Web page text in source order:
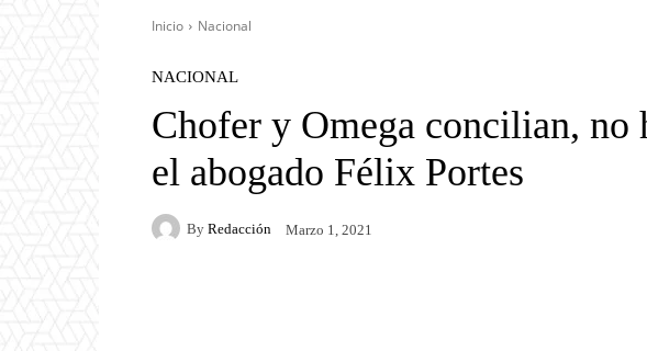
Inicio Nacional
NACIONAL
Chofer y Omega concilian, no
el abogado Félix Portes
By Redacción Marzo 1, 2021